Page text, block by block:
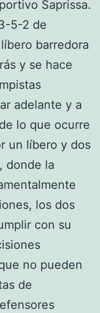
Saprissa.
5-2 de
barredora
y se hace
adelante y a
lo que ocurre
un líbero y dos
donde la
los dos
con su
no pueden
de